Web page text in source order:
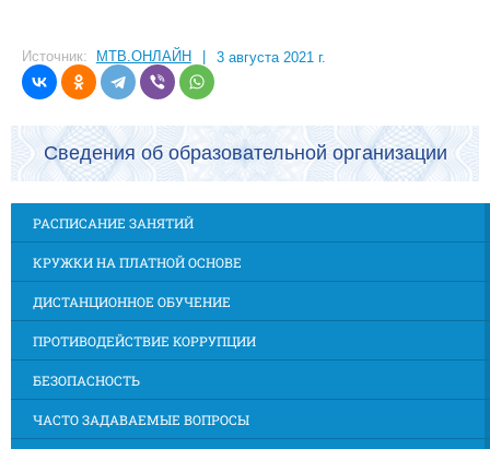
Источник: МТВ.ОНЛАЙН 3 августа 2021 г.
Сведения об образовательной организации
РАСПИСАНИЕ ЗАНЯТИЙ
КРУЖКИ НА ПЛАТНОЙ ОСНОВЕ
ДИСТАНЦИОННОЕ ОБУЧЕНИЕ
ПРОТИВОДЕЙСТВИЕ КОРРУПЦИИ
БЕЗОПАСНОСТЬ
ЧАСТО ЗАДАВАЕМЫЕ ВОПРОСЫ